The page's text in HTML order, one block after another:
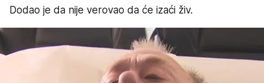
Dodao je da nije verovao da će izaći živ.